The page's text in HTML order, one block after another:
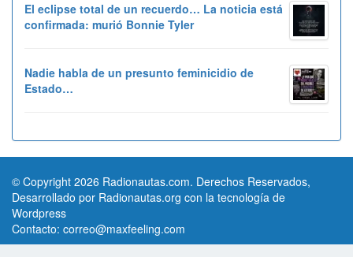
El eclipse total de un recuerdo… La noticia está
confirmada: murió Bonnie Tyler
Nadie habla de un presunto feminicidio de
Estado…
© Copyright 2026 Radionautas.com. Derechos Reservados,
Desarrollado por Radionautas.org con la tecnología de
Wordpress
Contacto: correo@maxfeeling.com